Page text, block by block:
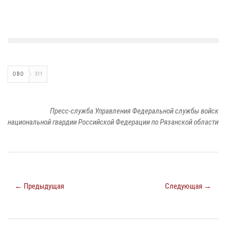
ОВО 311
Пресс-служба Управления Федеральной службы войск
национальной гвардии Российской Федерации по Рязанской области
← Предыдущая Следующая →